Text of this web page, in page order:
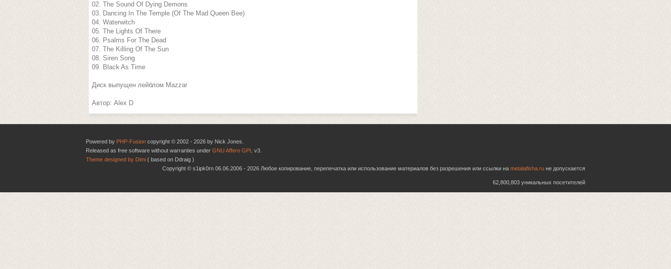
02. The Sound Of Dying Demons
03. Dancing In The Temple (Of The Mad Queen Bee)
04. Waterwitch
05. The Lights Of There
06. Psalms For The Dead
07. The Killing Of The Sun
08. Siren Song
09. Black As Time
Диск выпущен лейблом Mazzar
Автор: Alex D
Powered by PHP-Fusion copyright © 2002 - 2026 by Nick Jones.
Released as free software without warranties under GNU Affero GPL v3.
Theme designed by Dimi ( based on Ddraig )
Copyright © s1ipk0rn 06.06.2006 - 2026 Любое копирование, перепечатка или использование материалов без разрешения или ссылки на metalafisha.ru не допускается
62,800,803 уникальных посетителей